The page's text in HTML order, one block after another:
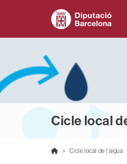
Cicle local
Cicle local de l'aigua